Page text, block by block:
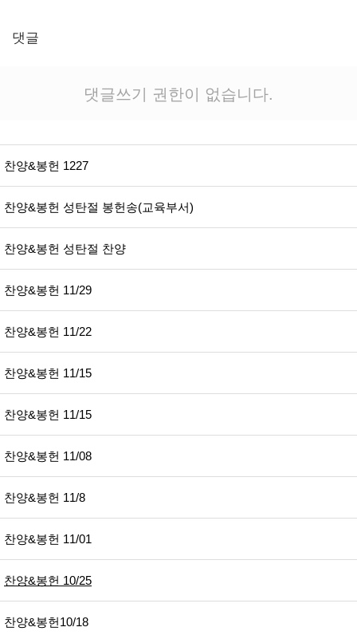
댓글
댓글쓰기 권한이 없습니다.
찬양&봉헌 1227
찬양&봉헌 성탄절 봉헌송(교육부서)
찬양&봉헌 성탄절 찬양
찬양&봉헌 11/29
찬양&봉헌 11/22
찬양&봉헌 11/15
찬양&봉헌 11/15
찬양&봉헌 11/08
찬양&봉헌 11/8
찬양&봉헌 11/01
찬양&봉헌 10/25
찬양&봉헌10/18